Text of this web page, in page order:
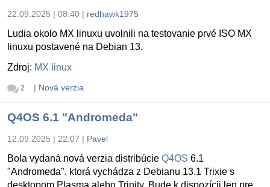
22.09.2025 | 08:40 | redhawk1975
Ludia okolo MX linuxu uvolnili na testovanie prvé ISO MX
linuxu postavené na Debian 13.
Zdroj: MX linux
2 | Nová verzia
Q4OS 6.1 "Andromeda"
12.09.2025 | 22:07 | Pavel
Bola vydaná nová verzia distribúcie Q4OS 6.1
"Andromeda", ktorá vychádza z Debianu 13.1 Trixie s
desktopom Plasma alebo Trinity. Bude k dispozícii len pre